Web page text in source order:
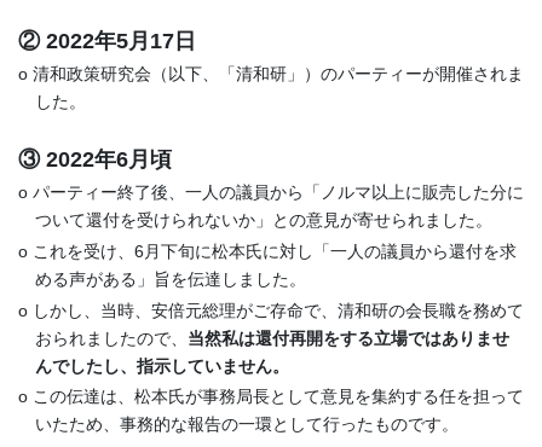
② 2022年5月17日
o 清和政策研究会（以下、「清和研」）のパーティーが開催されま
した。
③ 2022年6月頃
o パーティー終了後、一人の議員から「ノルマ以上に販売した分に
ついて還付を受けられないか」との意見が寄せられました。
o これを受け、6月下旬に松本氏に対し「一人の議員から還付を求
める声がある」旨を伝達しました。
o しかし、当時、安倍元総理がご存命で、清和研の会長職を務めて
おられましたので、 当然私は還付再開をする立場ではありませ
んでしたし、指示していません。
o この伝達は、松本氏が事務局長として意見を集約する任を担って
いたため、事務的な報告の一環として行ったものです。